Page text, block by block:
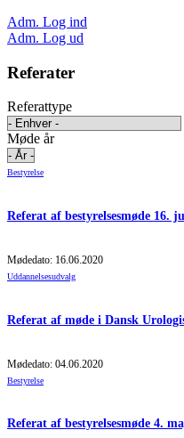
Adm. Log ind
Adm. Log ud
Referater
Referattype
Møde år
Bestyrelse
Referat af bestyrelsesmøde 16.
Mødedato: 16.06.2020
Uddannelsesudvalg
Referat af møde i Dansk
Mødedato: 04.06.2020
Bestyrelse
Referat af bestyrelsesmøde 4.